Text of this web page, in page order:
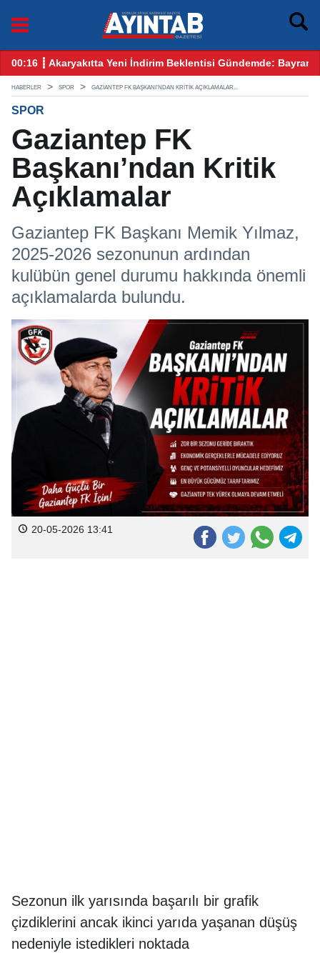
Öncesi Gözler Benzin ve Motorinde
12:25 ┋ CHP Gaziantep Karıştı: Ankara’dan Gelen Kulis
HABERLER SPOR GAZIANTEP FK BAŞKANI’NDAN KRITIK AÇIKLAMALAR...
SPOR
Gaziantep FK
Başkanı’ndan Kritik
Açıklamalar
Gaziantep FK Başkanı Memik Yılmaz,
2025-2026 sezonunun ardından
kulübün genel durumu hakkında önemli
açıklamalarda bulundu.
20-05-2026 13:41
Sezonun ilk yarısında başarılı bir grafik
çizdiklerini ancak ikinci yarıda yaşanan düşüş
nedeniyle istedikleri noktada